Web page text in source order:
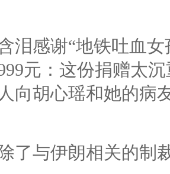
泪感谢“地铁吐血
元：这份捐赠太
向胡心瑶和她的病
了与伊朗相关的制